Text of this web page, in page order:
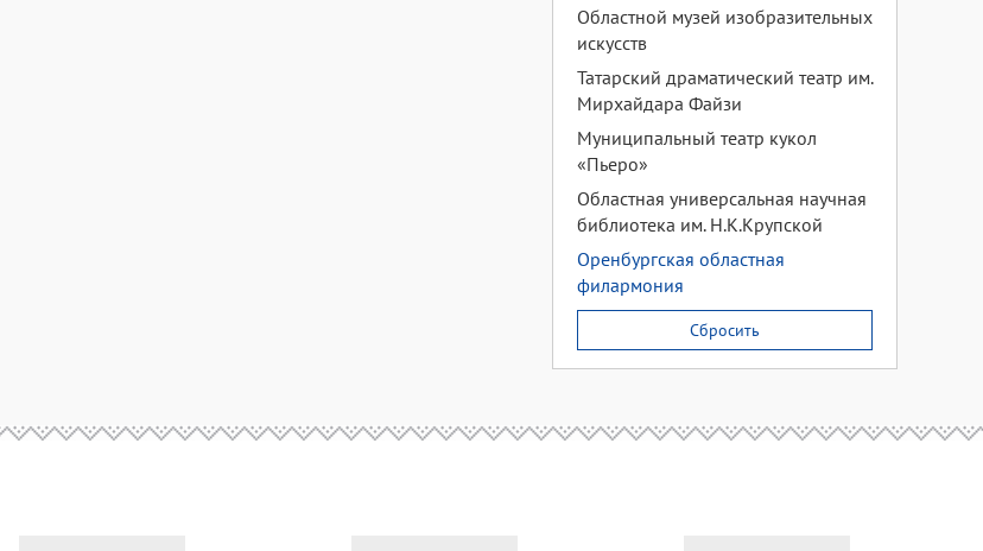
Областной музей изобразительных
искусств
Татарский драматический театр им.
Мирхайдара Файзи
Муниципальный театр кукол
«Пьеро»
Областная универсальная научная
библиотека им. Н.К.Крупской
Оренбургская областная
филармония
Сбросить